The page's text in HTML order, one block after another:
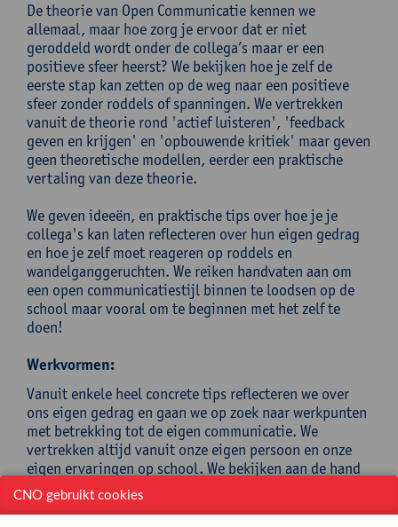
De theorie van Open Communicatie kennen we
allemaal, maar hoe zorg je ervoor dat er niet
geroddeld wordt onder de collega’s maar er een
positieve sfeer heerst? We bekijken hoe je zelf de
eerste stap kan zetten op de weg naar een positieve
sfeer zonder roddels of spanningen. We vertrekken
vanuit de theorie rond 'actief luisteren', 'feedback
geven en krijgen' en 'opbouwende kritiek' maar geven
geen theoretische modellen, eerder een praktische
vertaling van deze theorie.
We geven ideeën, en praktische tips over hoe je je
collega's kan laten reflecteren over hun eigen gedrag
en hoe je zelf moet reageren op roddels en
wandelganggeruchten. We reiken handvaten aan om
een open communicatiestijl binnen te loodsen op de
school maar vooral om te beginnen met het zelf te
doen!
Werkvormen:
Vanuit enkele heel concrete tips reflecteren we over
ons eigen gedrag en gaan we op zoek naar werkpunten
met betrekking tot de eigen communicatie. We
vertrekken altijd vanuit onze eigen persoon en onze
eigen ervaringen op school. We bekijken aan de hand
van enkele theoretische kaders en concrete tips hoe we
op school kunnen omgaan met roddels, weerstand,
CNO gebruikt cookies